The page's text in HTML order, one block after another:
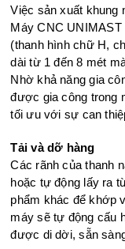
Việc sản xuất khung
Máy CNC
(thanh hình chữ H,
dài từ 1 đến 8 mét
Nhờ khả năng gia
được gia công trong
tối ưu với sự can
Tải và dỡ hàng
Các rãnh của thanh
hoặc tự động lấy ra
phẩm khác để khớp
máy sẽ tự động cấu
được di dời, sẵn